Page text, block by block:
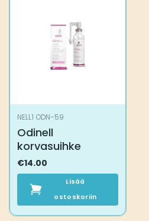
NELL1 ODN-59
Odinell
korvasuihke
€14.00
Lisää
ostoskoriin